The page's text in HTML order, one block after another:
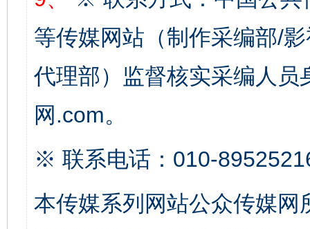
等传媒网站（制作采编部/
代理部）监督核实采编人员
网.com。
※ 联系电话：010-
本传媒系列网站公众传媒
揭开“小金库”的免责幌子